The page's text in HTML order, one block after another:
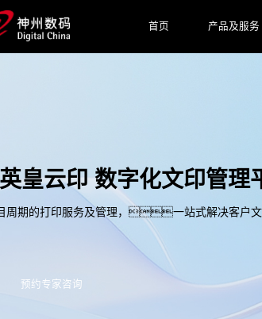
首页 产品及服务
皇云印 数字化文印管理
周期的打印服务及管理，一站式解决客户
预约专家咨询